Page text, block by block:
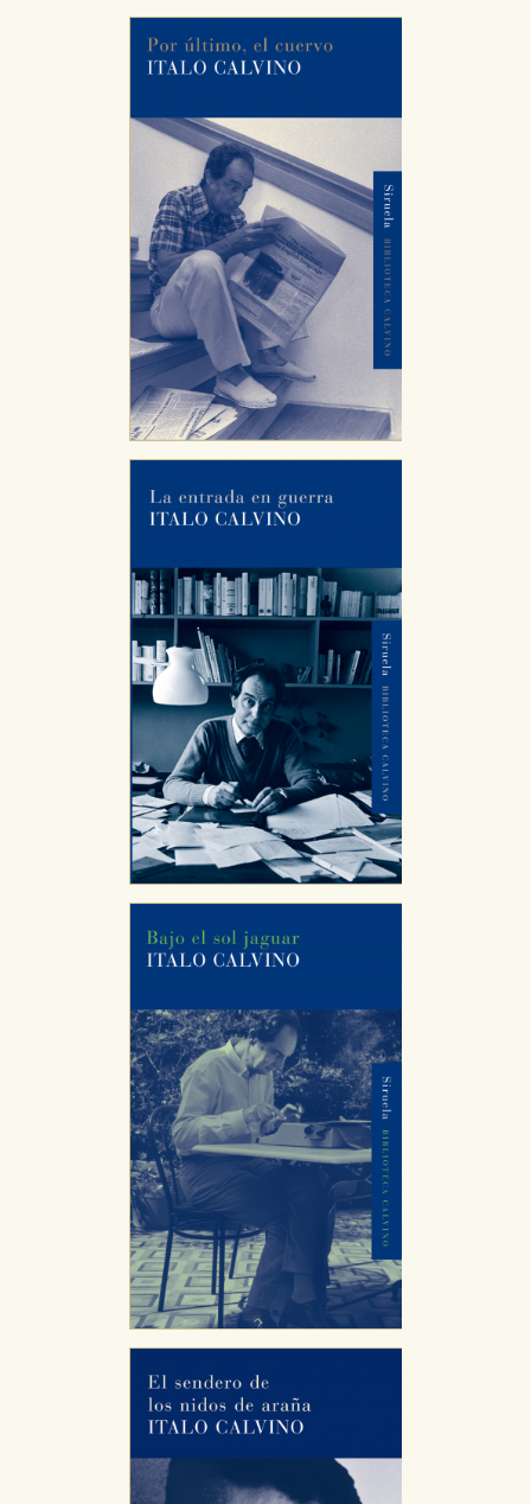
CONFIGURACIÓN DE COOKIES
HABILITAR TODO RECHAZAR TODO
Cookies necesarias
Estas cookies son necesarias para que nuestro sitio
nuestro sistema. Es posible hacerlo desde el
navegador, pero en ese caso es posible que algunas
áreas de nuestra web dejen de funcionar
correctamente.
Estas cookies se utilizan para mejorar su experiencia
de navegación y optimizar el funcionamiento de